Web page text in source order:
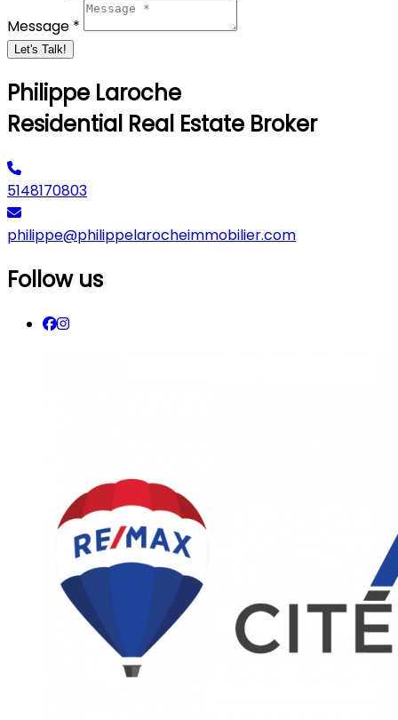
Message *
Let's Talk!
Philippe Laroche
Residential Real Estate Broker
5148170803
philippe@philippelarocheimmobilier.com
Follow us